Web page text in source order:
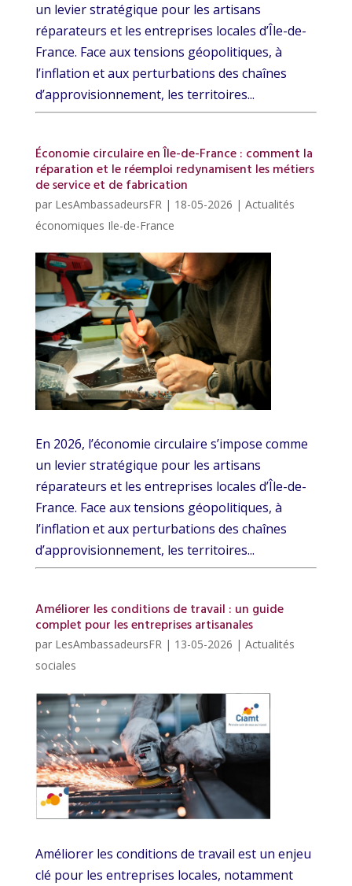
un levier stratégique pour les artisans
réparateurs et les entreprises locales d’Île-de-
France. Face aux tensions géopolitiques, à
l’inflation et aux perturbations des chaînes
d’approvisionnement, les territoires...
Économie circulaire en Île-de-France : comment la
réparation et le réemploi redynamisent les métiers
de service et de fabrication
par LesAmbassadeursFR| 18-05-2026 | Actualités
économiques Ile-de-France
En 2026, l’économie circulaire s’impose comme
un levier stratégique pour les artisans
réparateurs et les entreprises locales d’Île-de-
France. Face aux tensions géopolitiques, à
l’inflation et aux perturbations des chaînes
d’approvisionnement, les territoires...
Améliorer les conditions de travail : un guide
complet pour les entreprises artisanales
par LesAmbassadeursFR | 13-05-2026 | Actualités
sociales
Améliorer les conditions de travail est un enjeu
clé pour les entreprises locales, notamment